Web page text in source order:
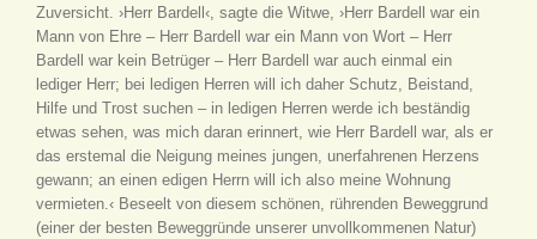
Zuversicht. ›Herr Bardell‹, sagte die Witwe, ›Herr Bardell war ein
Mann von Ehre – Herr Bardell war ein Mann von Wort – Herr
Bardell war kein Betrüger – Herr Bardell war auch einmal ein
lediger Herr; bei ledigen Herren will ich daher Schutz, Beistand,
Hilfe und Trost suchen – in ledigen Herren werde ich beständig
etwas sehen, was mich daran erinnert, wie Herr Bardell war, als er
das erstemal die Neigung meines jungen, unerfahrenen Herzens
gewann; an einen edigen Herrn will ich also meine Wohnung
vermieten.‹ Beseelt von diesem schönen, rührenden Beweggrund
(einer der besten Beweggründe unserer unvollkommenen Natur)